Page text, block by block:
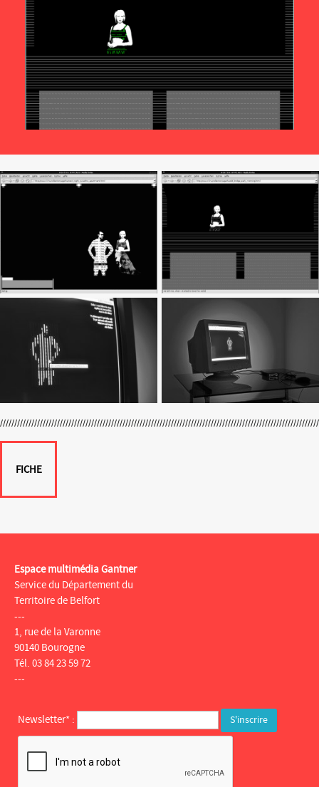
FICHE
Espace multimédia Gantner
Service du Département du
Territoire de Belfort
---
1, rue de la Varonne
90140 Bourogne
Tél. 03 84 23 59 72
---
Newsletter* :